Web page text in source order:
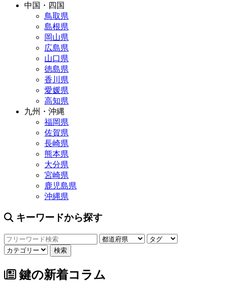
中国・四国
鳥取県
島根県
岡山県
広島県
山口県
徳島県
香川県
愛媛県
高知県
九州・沖縄
福岡県
佐賀県
長崎県
熊本県
大分県
宮崎県
鹿児島県
沖縄県
キーワードから探す
鍵の新着コラム